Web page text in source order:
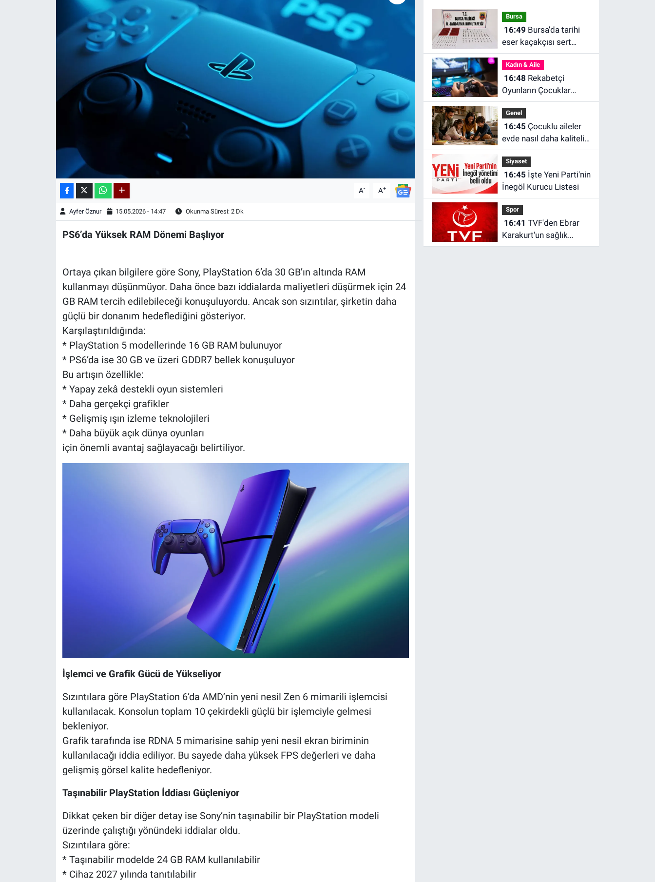
A- A+
Ayfer Öznur 15.05.2026 - 14:47 Okunma Süresi: 2 Dk
PS6’da Yüksek RAM Dönemi Başlıyor
Ortaya çıkan bilgilere göre Sony, PlayStation 6’da 30 GB’ın altında RAM
kullanmayı düşünmüyor. Daha önce bazı iddialarda maliyetleri düşürmek için 24
GB RAM tercih edilebileceği konuşuluyordu. Ancak son sızıntılar, şirketin daha
güçlü bir donanım hedeflediğini gösteriyor.
Karşılaştırıldığında:
* PlayStation 5 modellerinde 16 GB RAM bulunuyor
* PS6’da ise 30 GB ve üzeri GDDR7 bellek konuşuluyor
Bu artışın özellikle:
* Yapay zekâ destekli oyun sistemleri
* Daha gerçekçi grafikler
* Gelişmiş ışın izleme teknolojileri
* Daha büyük açık dünya oyunları
için önemli avantaj sağlayacağı belirtiliyor.
İşlemci ve Grafik Gücü de Yükseliyor
Sızıntılara göre PlayStation 6’da AMD’nin yeni nesil Zen 6 mimarili işlemcisi
kullanılacak. Konsolun toplam 10 çekirdekli güçlü bir işlemciyle gelmesi
bekleniyor.
Grafik tarafında ise RDNA 5 mimarisine sahip yeni nesil ekran biriminin
kullanılacağı iddia ediliyor. Bu sayede daha yüksek FPS değerleri ve daha
gelişmiş görsel kalite hedefleniyor.
Taşınabilir PlayStation İddiası Güçleniyor
Dikkat çeken bir diğer detay ise Sony’nin taşınabilir bir PlayStation modeli
üzerinde çalıştığı yönündeki iddialar oldu.
Sızıntılara göre:
* Taşınabilir modelde 24 GB RAM kullanılabilir
* Cihaz 2027 yılında tanıtılabilir
Bursa
16:49
eser kaçakçısı sert
kayaya çarptı
Kadın & Aile
16:48
Oyunların Çocuklar
Üzerindeki Olumlu
Etkileri Neler?
Genel
16:45
evde nasıl daha kaliteli
vakit geçirebilir?
Araştırmalar 10–20
dakikanın önemine
işaret ediyor
Siyaset
16:45
İnegöl Kurucu Listesi
Spor
16:41
Karakurt'un sağlık
durumuyla ilgili
Kültür & Sanat
Astroloji-Rüya